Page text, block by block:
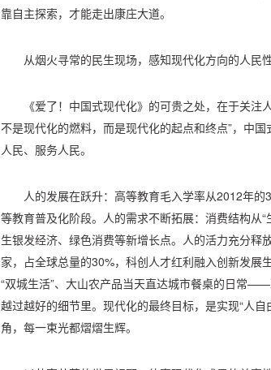
靠自主探索，才能走出康庄大道。
从烟火寻常的民生现场，感知现代化方向的人民性
《爱了！中国式现代化》的可贵之处，在于关注
不是现代化的燃料，而是现代化的起点和终点”，中
人民、服务人民。
人的发展在跃升：高等教育毛入学率从2012年
等教育普及化阶段。人的需求不断拓展：消费结构从“
生银发经济、绿色消费等新增长点。人的活力充分释
家，占全球总量的30%，科创人才红利融入创新发展
“双城生活”、大山农产品当天直达城市餐桌的日常
越过越好的细节里。现代化的最终目标，是实现“人
角，每一束光都熠熠生辉。